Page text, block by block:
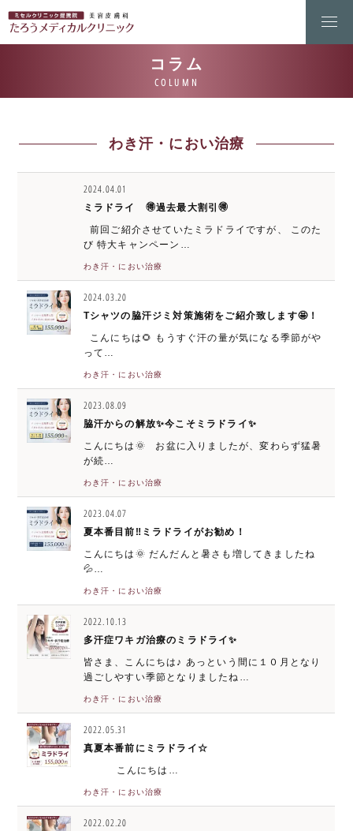
わき汗・におい治療
2024.04.01
ミラドライ 🉐過去最大割引🉐
前回ご紹介させていたミラドライですが、 このた
び 特大キャンペーン…
わき汗・におい治療
2024.03.20
Tシャツの脇汗ジミ対策施術をご紹介致します🤩！
こんにちは🌻 もうすぐ汗の量が気になる季節がや
って…
わき汗・におい治療
2023.08.09
脇汗からの解放✨今こそミラドライ✨
こんにちは🌞 お盆に入りましたが、変わらず猛暑
が続…
わき汗・におい治療
2023.04.07
夏本番目前‼ミラドライがお勧め！
こんにちは🌞 だんだんと暑さも増してきましたね
💦…
わき汗・におい治療
2022.10.13
多汗症ワキガ治療のミラドライ✨
皆さま、こんにちは♪ あっという間に１０月となり
過ごしやすい季節となりましたね…
わき汗・におい治療
2022.05.31
真夏本番前にミラドライ☆
こんにちは…
わき汗・におい治療
2022.02.20